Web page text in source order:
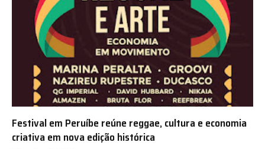
Festival em Peruíbe reúne reggae, cultura e economia
criativa em nova edição histórica